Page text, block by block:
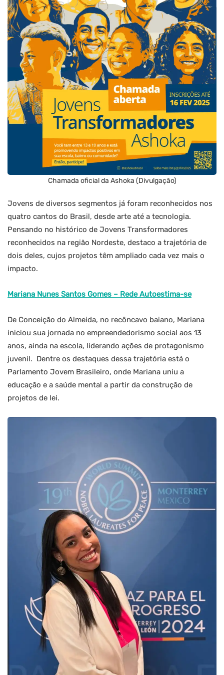
Chamada oficial da Ashoka (Divulgação)
Jovens de diversos segmentos já foram reconhecidos nos
quatro cantos do Brasil, desde arte até a tecnologia.
Pensando no histórico de Jovens Transformadores
reconhecidos na região Nordeste, destaco a trajetória de
dois deles, cujos projetos têm ampliado cada vez mais o
impacto.
Mariana Nunes Santos Gomes – Rede Autoestima-se
De Conceição do Almeida, no recôncavo baiano, Mariana
iniciou sua jornada no empreendedorismo social aos 13
anos, ainda na escola, liderando ações de protagonismo
juvenil. Dentre os destaques dessa trajetória está o
Parlamento Jovem Brasileiro, onde Mariana uniu a
educação e a saúde mental a partir da construção de
projetos de lei.